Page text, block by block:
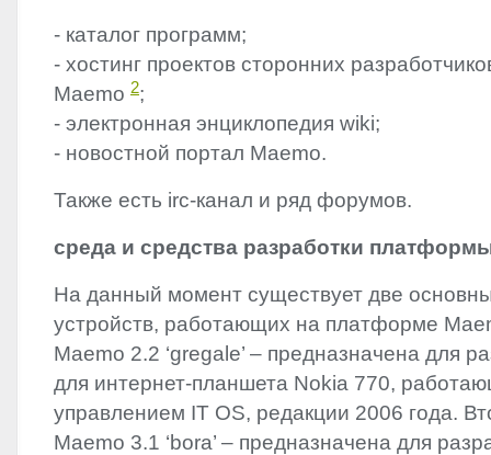
- каталог программ;
- хостинг проектов сторонних
Maemo 2;
- электронная энциклопедия wiki;
- новостной портал Maemo.
Также есть irc-канал и ряд форумов.
среда и средства разработки
На данный момент существует две
устройств, работающих на платформе
Maemo 2.2 ‘gregale’ – предназначена для
для интернет-планшета Nokia 770,
управлением IT OS, редакции 2006 года.
Maemo 3.1 ‘bora’ – предназначена для